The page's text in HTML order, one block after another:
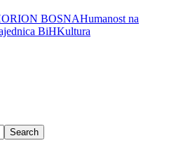
BOSNAHumanost na
BiHKultura